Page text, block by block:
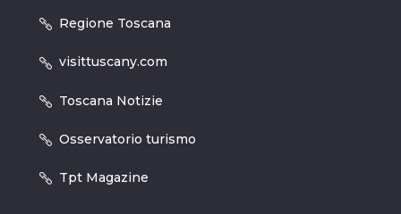
Regione Toscana
visittuscany.com
Toscana Notizie
Osservatorio turismo
Tpt Magazine